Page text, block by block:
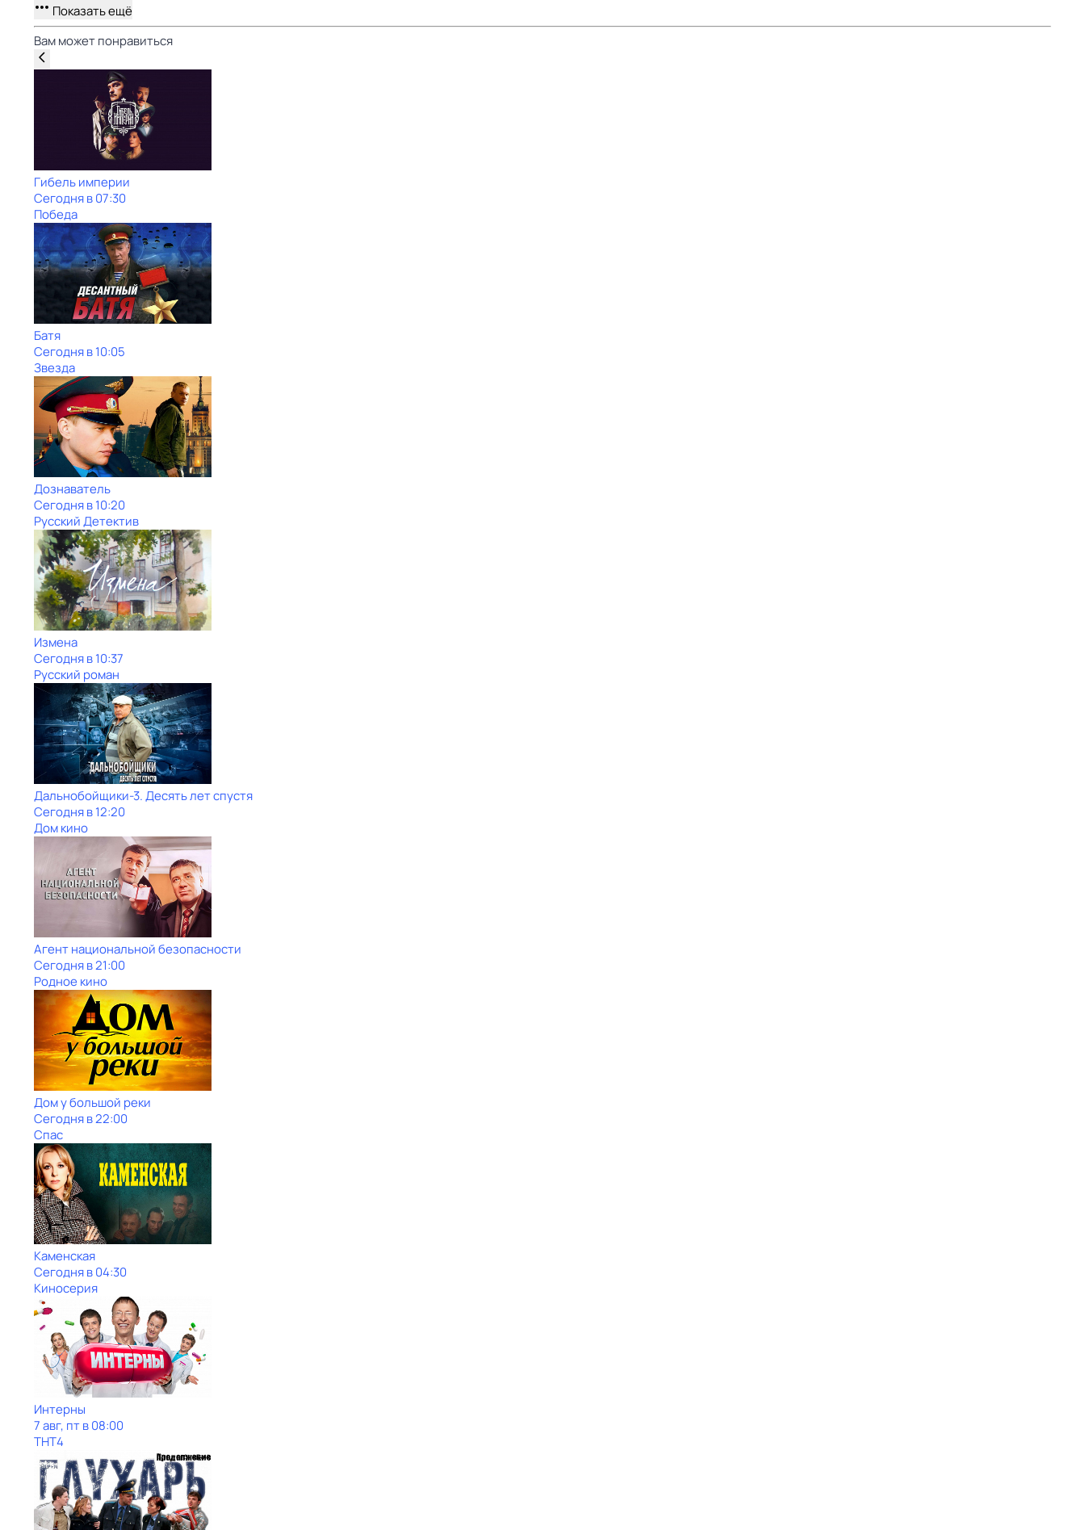
Показать ещё
Вам может понравиться
Гибель империи
Сегодня в 07:30
Победа
Батя
Сегодня в 10:05
Звезда
Дознаватель
Сегодня в 10:20
Русский Детектив
Измена
Сегодня в 10:37
Русский роман
Дальнобойщики-3. Десять лет спустя
Сегодня в 12:20
Дом кино
Агент национальной безопасности
Сегодня в 21:00
Родное кино
Дом у большой реки
Сегодня в 22:00
Спас
Каменская
Сегодня в 04:30
Киносерия
Интерны
7 авг, пт в 08:00
ТНТ4